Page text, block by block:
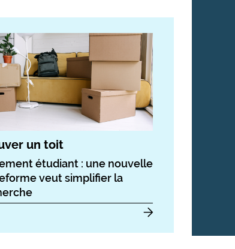
un toit
étudiant : une nouvelle
veut simplifier la